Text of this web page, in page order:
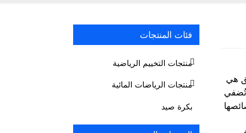
فئات المنتجات
منتجات التخييم الرياضية
منتجات الرياضات المائية
بكرة صيد
Loading...
Loading...
هي
تُضفي